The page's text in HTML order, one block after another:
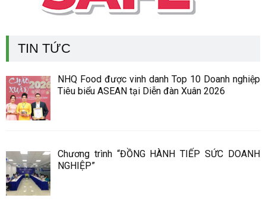
TIN TỨC
NHQ Food được vinh danh Top 10 Doanh nghiệp
Tiêu biểu ASEAN tại Diễn đàn Xuân 2026
Chương trình “ĐỒNG HÀNH TIẾP SỨC DOANH
NGHIỆP”